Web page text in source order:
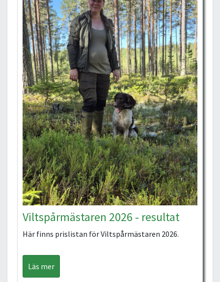
Viltspårmästaren 2026 - resultat
Här finns prislistan för Viltspårmästaren 2026.
Läs mer